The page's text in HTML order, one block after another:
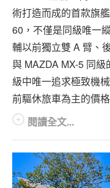
術打造而成的首款旗
60，不僅是同級唯一
輔以前獨立雙 A 臂、
與 MAZDA MX-5 同
級中唯一追求極致機
前驅休旅車為主的價
閱讀全文...